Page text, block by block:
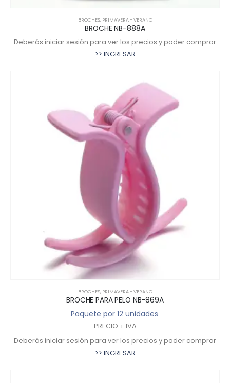
BROCHES, PRIMAVERA - VERANO
BROCHE NB-888A
Deberás iniciar sesión para ver los precios y poder comprar
>> INGRESAR
BROCHES, PRIMAVERA - VERANO
BROCHE PARA PELO NB-869A
Paquete por 12 unidades
PRECIO + IVA
Deberás iniciar sesión para ver los precios y poder comprar
>> INGRESAR